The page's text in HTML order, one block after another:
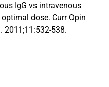
IgG vs intravenous
dose. Curr Opin
2011;11:532-538.